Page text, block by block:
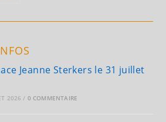
2024
Jeanne Sterkers le 31 juillet
2026 / 0 COMMENTAIRE